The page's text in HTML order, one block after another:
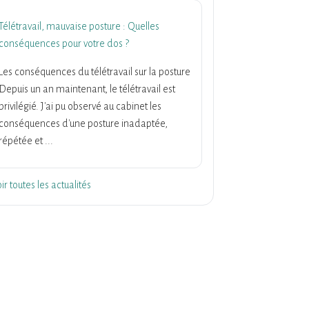
mauvaise posture : Quelles
pour votre dos ?
conséquences du télétravail sur la posture
un an maintenant, le télétravail est
J'ai pu observé au cabinet les
d'une posture inadaptée,
et ...
toutes les actualités